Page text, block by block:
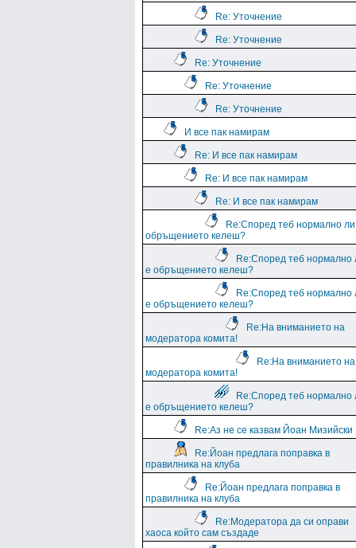
Re: Уточнение
Re: Уточнение
Re: Уточнение
Re: Уточнение
Re: Уточнение
И все пак намирам
Re: И все пак намирам
Re: И все пак намирам
Re: И все пак намирам
Re:Според теб нормално
обръщението келеш?
Re:Според теб нормално
е обръщението келеш?
Re:Според теб нормално
е обръщението келеш?
Re:На вниманието на
модератора комита!
Re:На вниманието на
модератора комита!
Re:Според теб нормално
е обръщението келеш?
Re:Аз не се казвам Йоан Мизийски
Re:Йоан предлага поправка в
правилника на клуба
Re:Йоан предлага поправка в
правилника на клуба
Re:Модератора да си оправи
хаоса който сам създаде